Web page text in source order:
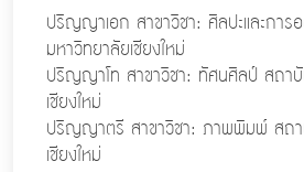
ปริญญาเอก สาขาวิชา: ศิลปะและการ
มหาวิทยาลัยเชียงใหม่
ปริญญาโท สาขาวิชา: ทัศนศิลป์ สถา
เชียงใหม่
ปริญญาตรี สาขาวิชา: ภาพพิมพ์ สถ
เชียงใหม่